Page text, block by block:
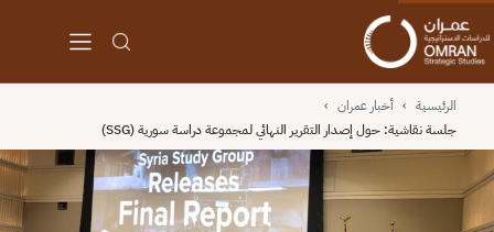
الرئيسية › أخبار عمران ›
جلسة نقاشية: حول إصدار التقرير النهائي لمجموعة دراسة سورية (SSG)